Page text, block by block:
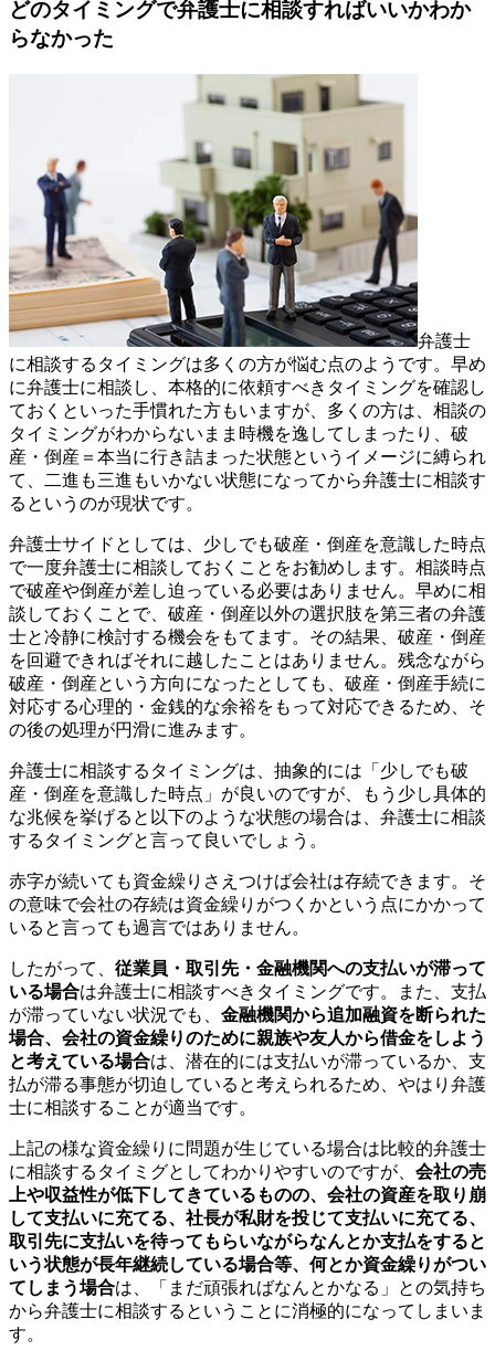
どのタイミングで弁護士に相談すればいいかわか
らなかった
弁護士
に相談するタイミングは多くの方が悩む点のようです。早め
に弁護士に相談し、本格的に依頼すべきタイミングを確認し
ておくといった手慣れた方もいますが、多くの方は、相談の
タイミングがわからないまま時機を逸してしまったり、破
産・倒産＝本当に行き詰まった状態というイメージに縛られ
て、二進も三進もいかない状態になってから弁護士に相談す
るというのが現状です。
弁護士サイドとしては、少しでも破産・倒産を意識した時点
で一度弁護士に相談しておくことをお勧めします。相談時点
で破産や倒産が差し迫っている必要はありません。早めに相
談しておくことで、破産・倒産以外の選択肢を第三者の弁護
士と冷静に検討する機会をもてます。その結果、破産・倒産
を回避できればそれに越したことはありません。残念ながら
破産・倒産という方向になったとしても、破産・倒産手続に
対応する心理的・金銭的な余裕をもって対応できるため、そ
の後の処理が円滑に進みます。
弁護士に相談するタイミングは、抽象的には「少しでも破
産・倒産を意識した時点」が良いのですが、もう少し具体的
な兆候を挙げると以下のような状態の場合は、弁護士に相談
するタイミングと言って良いでしょう。
赤字が続いても資金繰りさえつけば会社は存続できます。そ
の意味で会社の存続は資金繰りがつくかという点にかかって
いると言っても過言ではありません。
したがって、 従業員・取引先・金融機関への支払いが滞って
いる場合は弁護士に相談すべきタイミングです。また、支払
が滞っていない状況でも、 金融機関から追加融資を断られた
場合、会社の資金繰りのために親族や友人から借金をしよう
と考えている場合は、潜在的には支払いが滞っているか、支
払が滞る事態が切迫していると考えられるため、やはり弁護
士に相談することが適当です。
上記の様な資金繰りに問題が生じている場合は比較的弁護士
に相談するタイミグとしてわかりやすいのですが、 会社の売
上や収益性が低下してきているものの、会社の資産を取り崩
して支払いに充てる、社長が私財を投じて支払いに充てる、
取引先に支払いを待ってもらいながらなんとか支払をすると
いう状態が長年継続している場合等、何とか資金繰りがつい
てしまう場合は、「まだ頑張ればなんとかなる」との気持ち
から弁護士に相談するということに消極的になってしまいま
す。